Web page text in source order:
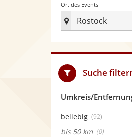
Ort des Events
Rostock
Radius
Suche
Umkreis/
beliebig (92)
bis 50 km (0)